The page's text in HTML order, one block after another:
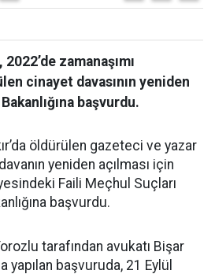
zamanaşımı
cinayet davasının yeniden
başvurdu.
öldürülen gazeteci ve yazar
yeniden açılması için
Faili Meçhul Suçları
başvurdu.
tarafından avukatı Bişar
yapılan başvuruda, 21 Eylül